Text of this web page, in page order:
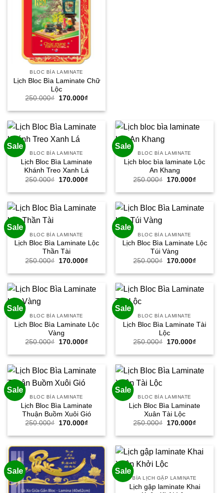
BLOC BÌA LAMINATE
Lịch Bloc Bìa Laminate Chữ
Lộc
250.000₫
Giá
là:
170.000₫Giá
tại
170.000₫.
Sale
BLOC BÌA LAMINATE
Lịch Bloc Bìa Laminate
Khánh Treo Xanh Lá
250.000₫
Giá
là:
170.000₫Giá
tại
170.000₫.
Sale
BLOC BÌA LAMINATE
Lịch bloc bìa laminate Lộc
An Khang
250.000₫
Giá
là:
170.000₫Giá
tại
Sale
BLOC BÌA LAMINATE
Lịch Bloc Bìa Laminate Lộc
Thần Tài
250.000₫
Giá
là:
170.000₫Giá
tại
170.000₫.
Sale
BLOC BÌA LAMINATE
Lịch Bloc Bìa Laminate Lộc
Túi Vàng
250.000₫
Giá
là:
170.000₫Giá
tại
Sale
BLOC BÌA LAMINATE
Lịch Bloc Bìa Laminate Lộc
Vàng
250.000₫
Giá
là:
170.000₫Giá
tại
170.000₫.
Sale
BLOC BÌA LAMINATE
Lịch Bloc Bìa Laminate Tài
Lộc
250.000₫
Giá
là:
170.000₫Giá
tại
Sale
BLOC BÌA LAMINATE
Lịch Bloc Bìa Laminate
Thuận Buồm Xuôi Gió
250.000₫
Giá
là:
170.000₫Giá
tại
170.000₫.
Sale
BLOC BÌA LAMINATE
Lịch Bloc Bìa Laminate
Xuân Tài Lộc
250.000₫
Giá
là:
170.000₫Giá
tại
Sale Sale
BÌA LỊCH GẬP LAMINATE
Lịch gập laminate Khai